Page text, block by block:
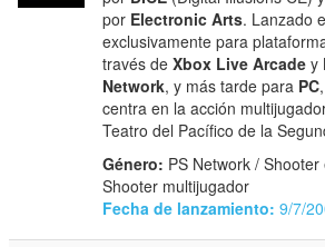
por Electronic Arts. Lanzado
exclusivamente para
través deXbox Live Arcade y
Network, y más tarde para PC
centra en la acción
Teatro del Pacífico de la
Género: PS Network /
Shooter multijugador
Fecha de lanzamiento: 9/7/